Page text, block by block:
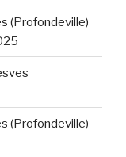
(Profondeville)
(Profondeville)